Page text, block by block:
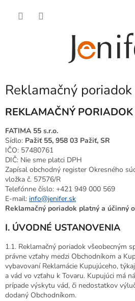
Reklamačný poriadok
REKLAMAČNÝ PORIADOK
FATIMA 55 s.r.o.
Sídlo: Pažiť 55, 958 03 Pažiť, SR
IČO: 57480761
DIČ: Nie sme platci DPH
Zapísal obchodný register Okresného
vložka č. 57576/R
Telefónne číslo: +421 949 000 569
E-mail: info@jenifer.sk
Reklamačný poriadok platný a účinný
I. ÚVODNÉ USTANOVENIA
1.1. Reklamačný poriadok všeobecným
právne vzťahy medzi Obchodníkom a
vybavovaní Reklamácie Kupujúceho,
a vád vo vzťahu k Tovaru. Kupujúci má
prípade výskytu vád, či nedostatkov
dodaný Obchodníkom.